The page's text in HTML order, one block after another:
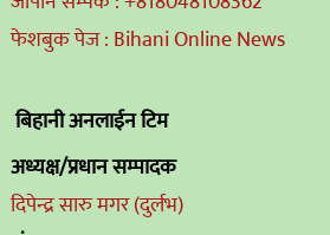
फेशबुक पेज : Bihani Online News
बिहानी अनलाईन टिम
अध्यक्ष/प्रधान सम्पादक
दिपेन्द्र सारु मगर (दुर्लभ)